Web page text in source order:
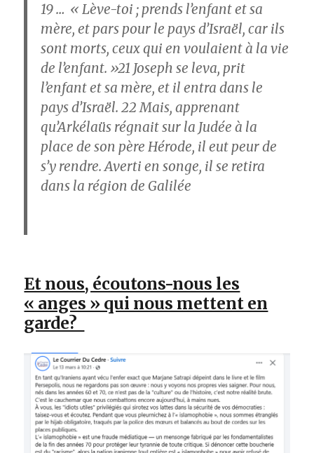
19… « Lève-toi ; prends l’enfant et sa
mère, et pars pour le pays d’Israël, car ils
sont morts, ceux qui en voulaient à la vie
de l’enfant. »21 Joseph se leva, prit
l’enfant et sa mère, et il entra dans le
pays d’Israël.22Mais, apprenant
qu’Arkélaüs régnait sur la Judée à la
place de son père Hérode, il eut peur de
s’y rendre. Averti en songe, il se retira
dans la région de Galilée
Et nous, écoutons-nous les
« anges » qui nous mettent en
garde?